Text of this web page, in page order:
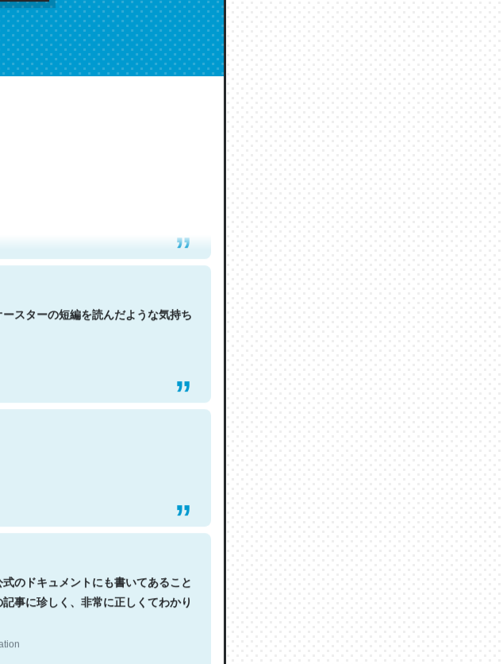
思う。英語少しでも読める人は原文
Then Covid hit. Shit.
スターの短編を読んだような気持ち
のドキュメントにも書いてあること
事に珍しく、非常に正しくてわかり